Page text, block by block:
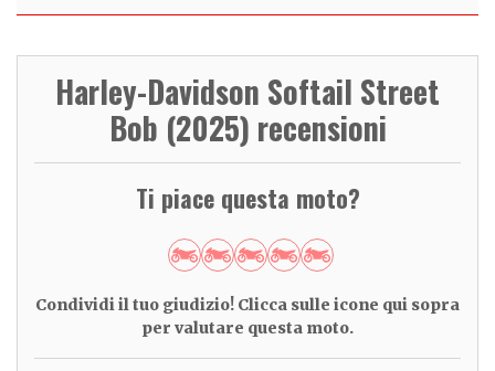
Harley-Davidson Softail Street
Bob (2025) recensioni
Ti piace questa moto?
Condividi il tuo giudizio! Clicca sulle icone qui sopra
per valutare questa moto.